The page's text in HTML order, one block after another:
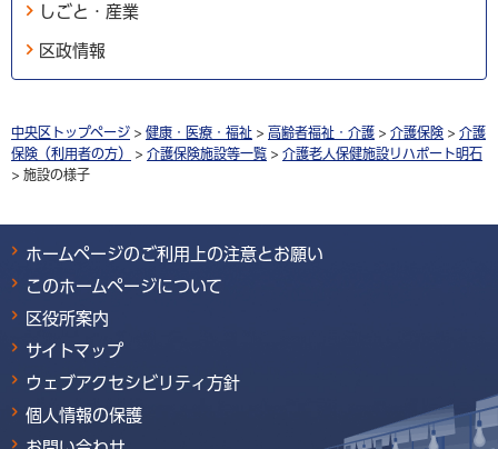
しごと・産業
区政情報
中央区トップページ > 健康・医療・福祉 > 高齢者福祉・介護 > 介護保険 > 介護
保険（利用者の方）
> 介護保険施設等一覧 > 介護老人保健施設リハポート明石
> 施設の様子
ホームページのご利用上の注意とお願い
このホームページについて
区役所案内
サイトマップ
ウェブアクセシビリティ方針
個人情報の保護